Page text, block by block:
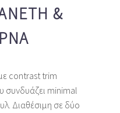
&
contrast trim
συνδυάζει minimal
Διαθέσιμη σε δύο